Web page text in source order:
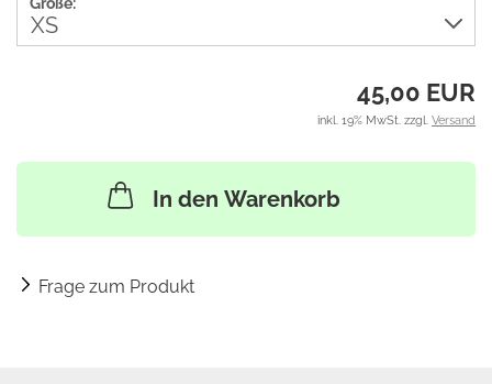
45,00 EUR
inkl. 19% MwSt. zzgl. Versand
In den Warenkorb
Frage zum Produkt